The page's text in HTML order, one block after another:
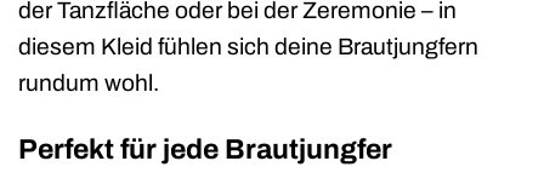
der Tanzfläche oder bei der Zeremonie – in
diesem Kleid fühlen sich deine Brautjungfern
rundum wohl.
Perfekt für jede Brautjungfer